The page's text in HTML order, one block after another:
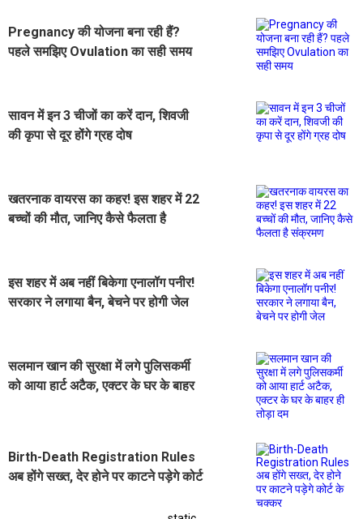
Pregnancy की योजना बना रही हैं?
पहले समझिए Ovulation का सही समय
सावन में इन 3 चीजों का करें दान, शिवजी
की कृपा से दूर होंगे ग्रह दोष
खतरनाक वायरस का कहर! इस शहर में 22
बच्चों की मौत, जानिए कैसे फैलता है
इस शहर में अब नहीं बिकेगा एनालॉग पनीर!
सरकार ने लगाया बैन, बेचने पर होगी जेल
सलमान खान की सुरक्षा में लगे पुलिसकर्मी
को आया हार्ट अटैक, एक्टर के घर के बाहर
Birth-Death Registration Rules
अब होंगे सख्त, देर होने पर काटने पड़ेगे कोर्ट